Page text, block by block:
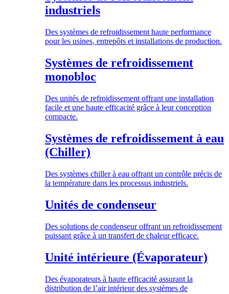
industriels
Des systèmes de refroidissement haute performance
pour les usines, entrepôts et installations de production.
Systèmes de refroidissement
monobloc
Des unités de refroidissement offrant une installation
facile et une haute efficacité grâce à leur conception
compacte.
Systèmes de refroidissement à eau
(Chiller)
Des systèmes chiller à eau offrant un contrôle précis de
la température dans les processus industriels.
Unités de condenseur
Des solutions de condenseur offrant un refroidissement
puissant grâce à un transfert de chaleur efficace.
Unité intérieure (Évaporateur)
Des évaporateurs à haute efficacité assurant la
distribution de l’air intérieur des systèmes de